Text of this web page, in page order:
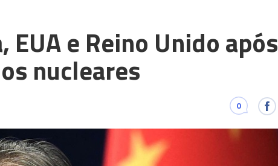
e Reino Unido após
nucleares
0